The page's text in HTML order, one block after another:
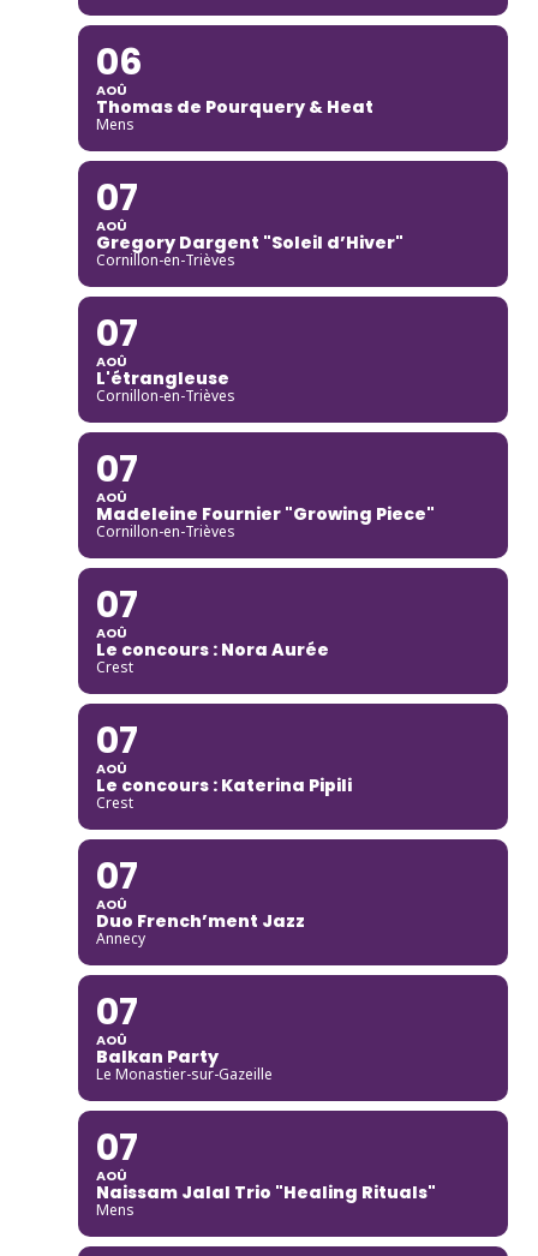
06
AOÛ
Thomas de Pourquery & Heat
Mens
07
AOÛ
Gregory Dargent "Soleil d’Hiver"
Cornillon-en-Trièves
07
AOÛ
L'étrangleuse
Cornillon-en-Trièves
07
AOÛ
Madeleine Fournier "Growing Piece"
Cornillon-en-Trièves
07
AOÛ
Le concours : Nora Aurée
Crest
07
AOÛ
Le concours : Katerina Pipili
Crest
07
AOÛ
Duo French’ment Jazz
Annecy
07
AOÛ
Balkan Party
Le Monastier-sur-Gazeille
07
AOÛ
Naissam Jalal Trio "Healing Rituals"
Mens